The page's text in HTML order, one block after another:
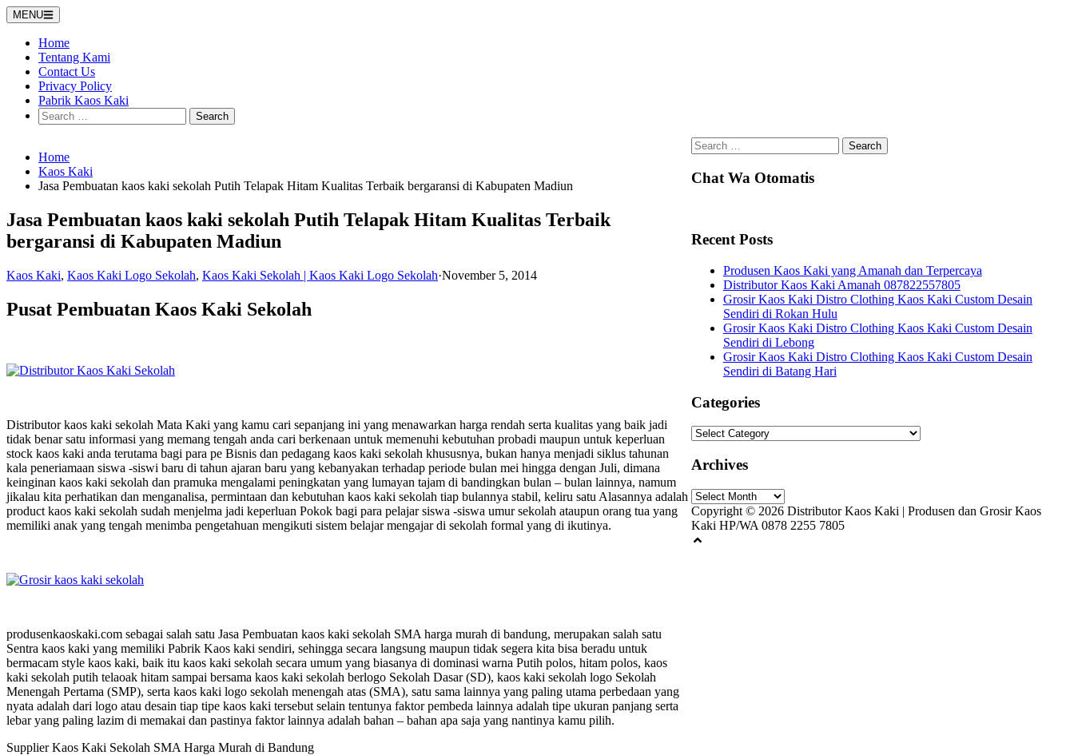
Skip
to
content
MENU
Home
Tentang Kami
Contact Us
Privacy Policy
Pabrik Kaos Kaki
Search
for:
Home
Kaos Kaki
Jasa Pembuatan kaos kaki sekolah Putih Telapak Hitam Kualitas Terbaik bergaransi di Kabupaten Madiun
Jasa Pembuatan kaos kaki sekolah Putih Telapak Hitam Kualitas Terbaik
bergaransi di Kabupaten Madiun
Kaos Kaki, Kaos Kaki Logo Sekolah, Kaos Kaki Sekolah | Kaos Kaki Logo Sekolah·November 5, 2014
Pusat Pembuatan Kaos Kaki Sekolah
Distributor kaos kaki sekolah Mata Kaki yang kamu cari sepanjang ini yang menawarkan harga rendah serta kualitas yang baik jadi
tidak benar satu informasi yang memang tengah anda cari berkenaan untuk memenuhi kebutuhan probadi maupun untuk keperluan
stock kaos kaki anda terutama bagi para pe Bisnis dan pedagang kaos kaki sekolah khususnya, bukan hanya menjadi siklus tahunan
kala peneriamaan siswa -siswi baru di tahun ajaran baru yang kebanyakan terhadap periode bulan mei hingga dengan Juli, dimana
keinginan kaos kaki sekolah dan pramuka mengalami peningkatan yang lumayan tajam di bandingkan bulan – bulan lainnya, namum
jikalau kita perhatikan dan menganalisa, permintaan dan kebutuhan kaos kaki sekolah tiap bulannya stabil, keliru satu Alasannya adalah
product kaos kaki sekolah sudah menjelma jadi keperluan Pokok bagi para pelajar siswa -siswa umur sekolah ataupun orang tua yang
memiliki anak yang tengah menimba pengetahuan mengikuti sistem belajar mengajar di sekolah formal yang di ikutinya.
produsenkaoskaki.com sebagai salah satu Jasa Pembuatan kaos kaki sekolah SMA harga murah di bandung, merupakan salah satu
Sentra kaos kaki yang memiliki Pabrik Kaos kaki sendiri, sehingga secara langsung maupun tidak segera kita bisa beradu untuk
bermacam style kaos kaki, baik itu kaos kaki sekolah secara umum yang biasanya di dominasi warna Putih polos, hitam polos, kaos
kaki sekolah putih telaoak hitam sampai bersama kaos kaki sekolah berlogo Sekolah Dasar (SD), kaos kaki sekolah logo Sekolah
Menengah Pertama (SMP), serta kaos kaki logo sekolah menengah atas (SMA), satu sama lainnya yang paling utama perbedaan yang
nyata adalah dari logo atau desain tiap tipe kaos kaki tersebut selain tentunya faktor pembeda lainnya adalah tipe ukuran panjang serta
lebar yang paling lazim di memakai dan pastinya faktor lainnya adalah bahan – bahan apa saja yang nantinya kamu pilih.
Supplier Kaos Kaki Sekolah SMA Harga Murah di Bandung
Search
for:
Chat Wa Otomatis
Recent Posts
Produsen Kaos Kaki yang Amanah dan Terpercaya
Distributor Kaos Kaki Amanah 087822557805
Grosir Kaos Kaki Distro Clothing Kaos Kaki Custom Desain
Sendiri di Rokan Hulu
Grosir Kaos Kaki Distro Clothing Kaos Kaki Custom Desain
Sendiri di Lebong
Grosir Kaos Kaki Distro Clothing Kaos Kaki Custom Desain
Sendiri di Batang Hari
Categories
Categories
Archives
Archives
Copyright © 2026 Distributor Kaos Kaki | Produsen dan Grosir Kaos
Kaki HP/WA 0878 2255 7805